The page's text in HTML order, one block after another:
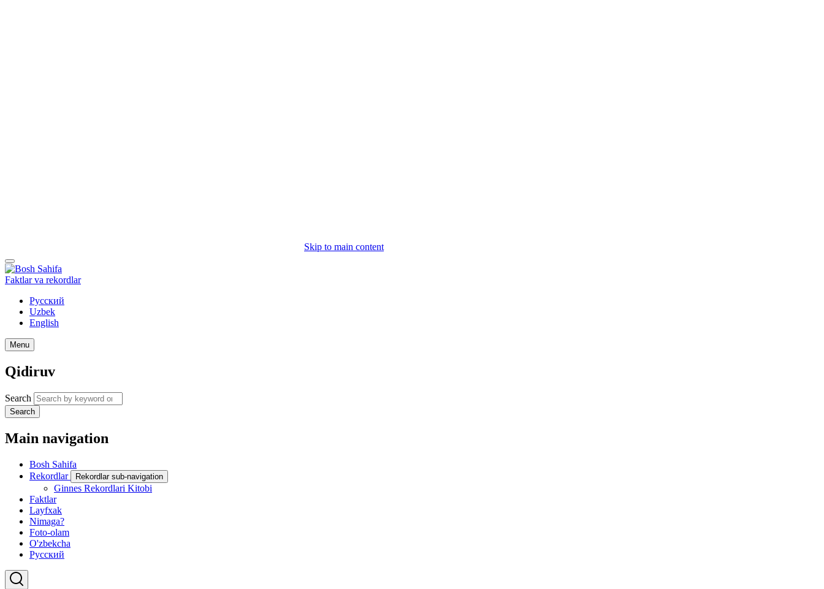
Skip to main content
Faktlar va rekordlar
Русский
Uzbek
English
Menu
Qidiruv
Search
Search
Main navigation
Bosh Sahifa
Rekordlar
Rekordlar sub-navigation
Ginnes Rekordlari Kitobi
Faktlar
Layfxak
Nimaga?
Foto-olam
O'zbekcha
Русский